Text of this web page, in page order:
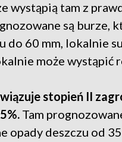
wystąpią tam z
są burze,
do 60 mm, lokalnie
może wystąpić
stopień II
Tam
opady deszczu od